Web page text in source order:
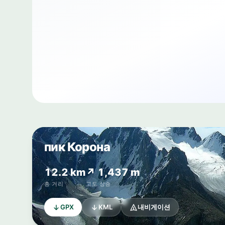
пик Корона
12.2 km
총 거리
↗ 1,437 m
고도 상승
GPX KML 내비게이션